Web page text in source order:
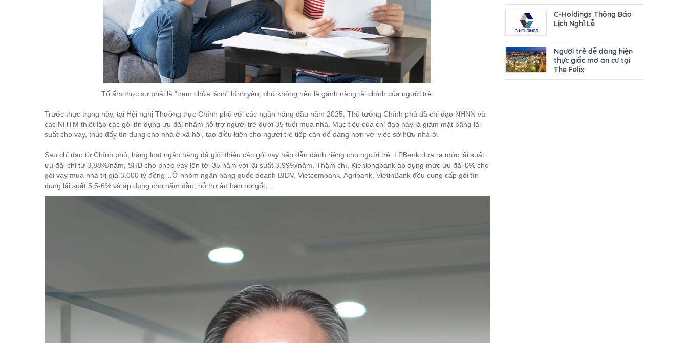
Tổ ấm thực sự phải là "trạm chữa lành" bình yên, chứ không nên là gánh nặng tài chính của người trẻ.
Trước thực trạng này, tại Hội nghị Thường trực Chính phủ với các ngân hàng đầu năm 2025, Thủ tướng Chính phủ đã chỉ đạo NHNN và
các NHTM thiết lập các gói tín dụng ưu đãi nhằm hỗ trợ người trẻ dưới 35 tuổi mua nhà. Mục tiêu của chỉ đạo này là giảm mặt bằng lãi
suất cho vay, thúc đẩy tín dụng cho nhà ở xã hội, tạo điều kiện cho người trẻ tiếp cận dễ dàng hơn với việc sở hữu nhà ở.
Sau chỉ đạo từ Chính phủ, hàng loạt ngân hàng đã giới thiệu các gói vay hấp dẫn dành riêng cho người trẻ. LPBank đưa ra mức lãi suất
ưu đãi chỉ từ 3,88%/năm, SHB cho phép vay lên tới 35 năm với lãi suất 3,99%/năm. Thậm chí, Kienlongbank áp dụng mức ưu đãi 0% cho
gói vay mua nhà trị giá 3.000 tỷ đồng…Ở nhóm ngân hàng quốc doanh BIDV, Vietcombank, Agribank, VietinBank đều cung cấp gói tín
dụng lãi suất 5,5-6% và áp dụng cho năm đầu, hỗ trợ ân hạn nợ gốc,...
C-Holdings Thông Báo
Lịch Nghỉ Lễ
Người trẻ dễ dàng hiện
thực giấc mơ an cư tại
The Felix